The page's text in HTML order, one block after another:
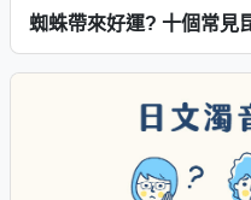
蜘蛛帶來好運? 十個常見